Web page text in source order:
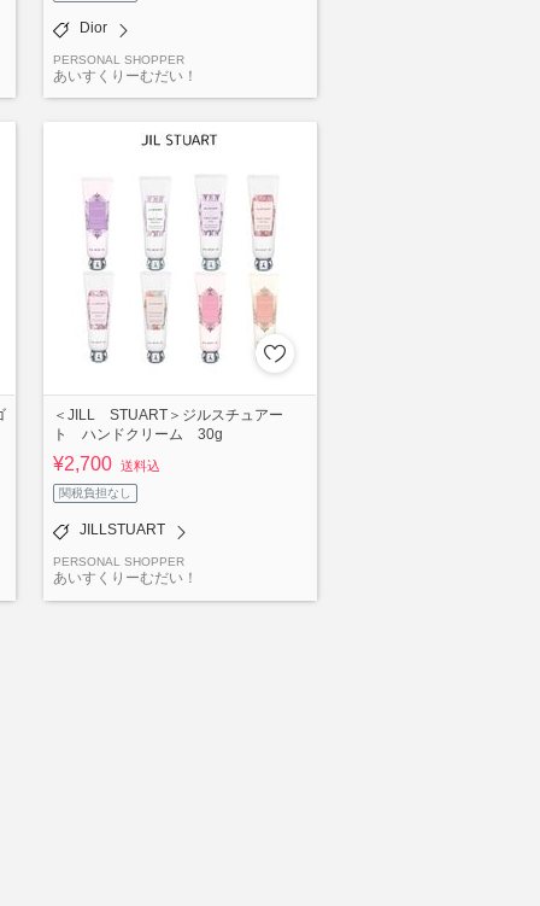
Dior
PERSONAL SHOPPER
あいすくりーむだい！
＜JILL STUART＞ジルスチュアー
ト ハンドクリーム 30g
¥2,700 送料込
関税負担なし
JILLSTUART
PERSONAL SHOPPER
あいすくりーむだい！